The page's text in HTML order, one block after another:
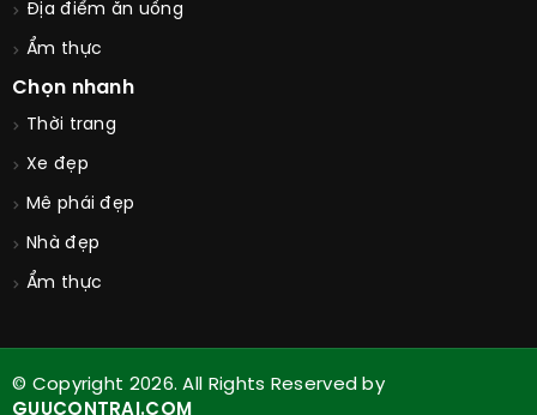
Địa điểm ăn uống
Ẩm thực
Chọn nhanh
Thời trang
Xe đẹp
Mê phái đẹp
Nhà đẹp
Ẩm thực
© Copyright 2026. All Rights Reserved by
GUUCONTRAI.COM